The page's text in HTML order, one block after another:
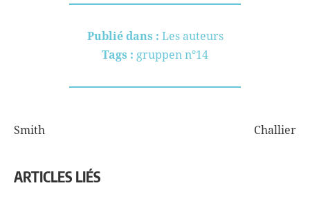
Publié dans : Les auteurs
Tags : gruppen n°14
NAVIGATION
L’ARTICLE
Smith Challier
ARTICLES LIÉS